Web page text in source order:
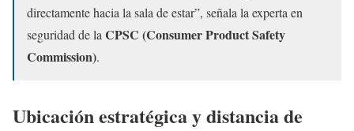
directamente hacia la sala de estar”, señala la experta en
seguridad de la CPSC (Consumer Product Safety
Commission).
Ubicación estratégica y distancia de